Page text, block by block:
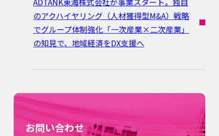
のアクハイヤリング（人材獲得型M&A）戦略
でグループ体制強化「一次産業×二次産業」
の知見で、地域経済をDX支援へ
お問い合わせ